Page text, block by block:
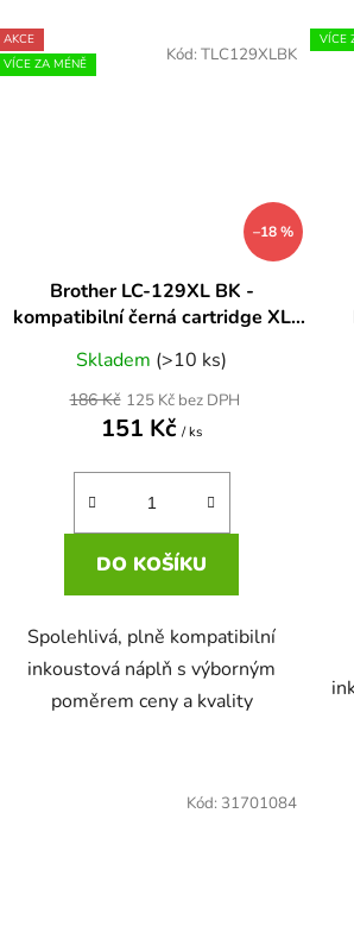
AKCE
VÍCE ZA MÉNĚ
–18 %
Brother LC-129XL BK -
kompatibilní černá cartridge XL
Skladem (>10 ks)
125 Kč bez DPH
151 Kč/ ks
186 Kč
DO KOŠÍKU
Spolehlivá, plně kompatibilní
inkoustová náplň s výborným
poměrem ceny a kvality
Kód: TLC129XLBK
VÍCE
Kód: 31701084